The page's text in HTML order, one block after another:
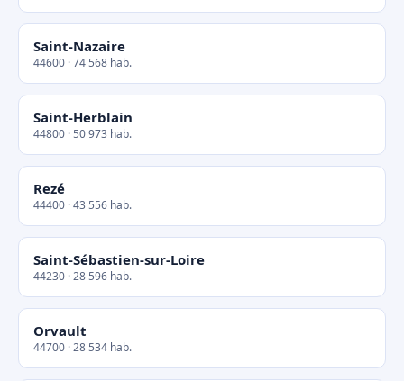
Saint-Nazaire
44600 · 74 568 hab.
Saint-Herblain
44800 · 50 973 hab.
Rezé
44400 · 43 556 hab.
Saint-Sébastien-sur-Loire
44230 · 28 596 hab.
Orvault
44700 · 28 534 hab.